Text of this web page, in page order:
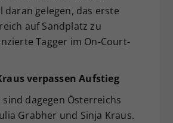
daran gelegen, das erste
auf Sandplatz zu
Tagger im On-Court-
verpassen Aufstieg
sind dagegen Österreichs
Grabher und Sinja Kraus.